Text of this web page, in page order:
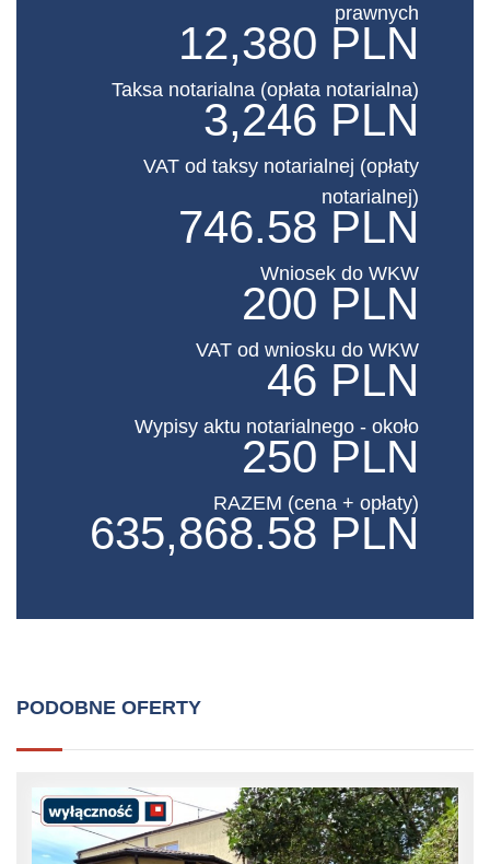
prawnych
12,380 PLN
Taksa notarialna (opłata notarialna)
3,246 PLN
VAT od taksy notarialnej (opłaty
notarialnej)
746.58 PLN
Wniosek do WKW
200 PLN
VAT od wniosku do WKW
46 PLN
Wypisy aktu notarialnego - około
250 PLN
RAZEM (cena + opłaty)
635,868.58 PLN
PODOBNE OFERTY